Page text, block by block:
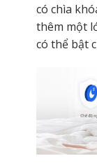
có chìa
thêm một
có thể bật